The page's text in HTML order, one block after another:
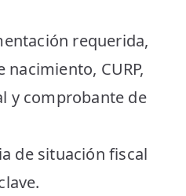
requerida,
nacimiento, CURP,
y comprobante de
de situación fiscal